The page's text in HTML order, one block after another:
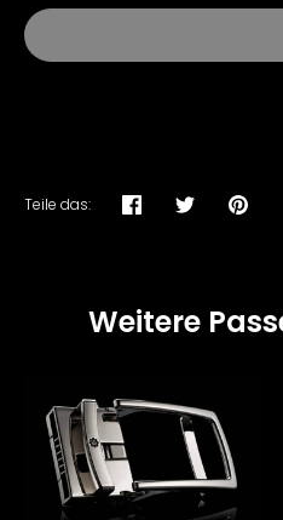
Teile das: TeilenTwitternPinnen
Weitere